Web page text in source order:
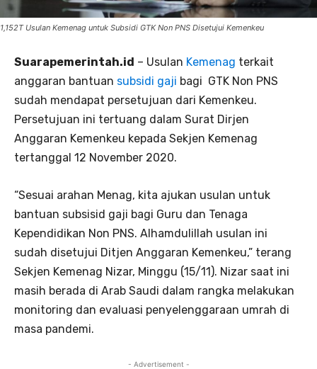
1,152T Usulan Kemenag untuk Subsidi GTK Non PNS Disetujui Kemenkeu
Suarapemerintah.id – Usulan Kemenag terkait
anggaran bantuan subsidi gaji bagi GTK Non PNS
sudah mendapat persetujuan dari Kemenkeu.
Persetujuan ini tertuang dalam Surat Dirjen
Anggaran Kemenkeu kepada Sekjen Kemenag
tertanggal 12 November 2020.
“Sesuai arahan Menag, kita ajukan usulan untuk
bantuan subsisid gaji bagi Guru dan Tenaga
Kependidikan Non PNS. Alhamdulillah usulan ini
sudah disetujui Ditjen Anggaran Kemenkeu,” terang
Sekjen Kemenag Nizar, Minggu (15/11). Nizar saat ini
masih berada di Arab Saudi dalam rangka melakukan
monitoring dan evaluasi penyelenggaraan umrah di
masa pandemi.
- Advertisement -